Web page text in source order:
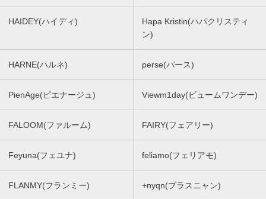
HAIDEY(ハイディ)
Hapa Kristin(ハパクリスティ
ン)
HARNE(ハルネ) perse(パース)
PienAge(ピエナージュ) Viewm1day(ビュームワンデー)
FALOOM(ファルーム) FAIRY(フェアリー)
Feyuna(フェユナ) feliamo(フェリアモ)
FLANMY(フランミー) +nyqn(プラスニャン)